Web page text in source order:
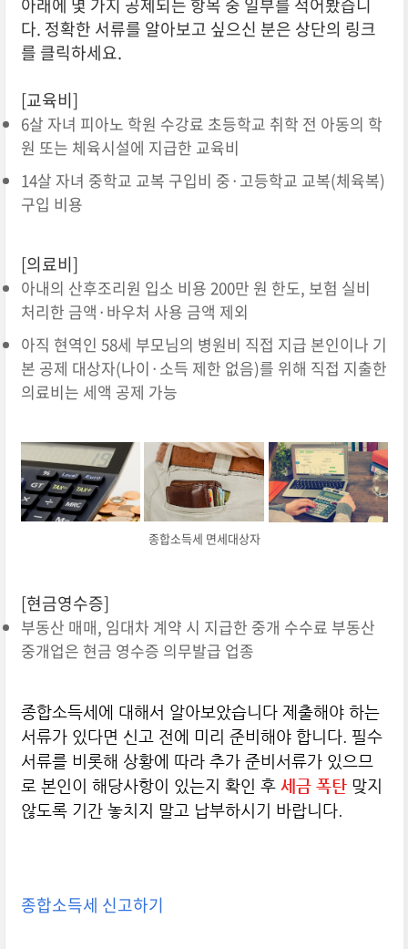
아래에 몇 가지 공제되는 항목 중 일부를 적어봤습니
다. 정확한 서류를 알아보고 싶으신 분은 상단의 링크
를 클릭하세요.
[교육비]
6살 자녀 피아노 학원 수강료 초등학교 취학 전 아동의 학
원 또는 체육시설에 지급한 교육비
14살 자녀 중학교 교복 구입비 중·고등학교 교복(체육복)
구입 비용
[의료비]
아내의 산후조리원 입소 비용 200만 원 한도, 보험 실비
처리한 금액·바우처 사용 금액 제외
아직 현역인 58세 부모님의 병원비 직접 지급 본인이나 기
본 공제 대상자(나이·소득 제한 없음)를 위해 직접 지출한
의료비는 세액 공제 가능
종합소득세 면세대상자
[현금영수증]
부동산 매매, 임대차 계약 시 지급한 중개 수수료 부동산
중개업은 현금 영수증 의무발급 업종
종합소득세에 대해서 알아보았습니다제출해야 하는
서류가 있다면 신고 전에 미리 준비해야 합니다. 필수
서류를 비롯해 상황에 따라 추가 준비서류가 있으므
로 본인이 해당사항이 있는지 확인 후 세금 폭탄맞지
않도록 기간 놓치지 말고 납부하시기 바랍니다.
종합소득세 신고하기